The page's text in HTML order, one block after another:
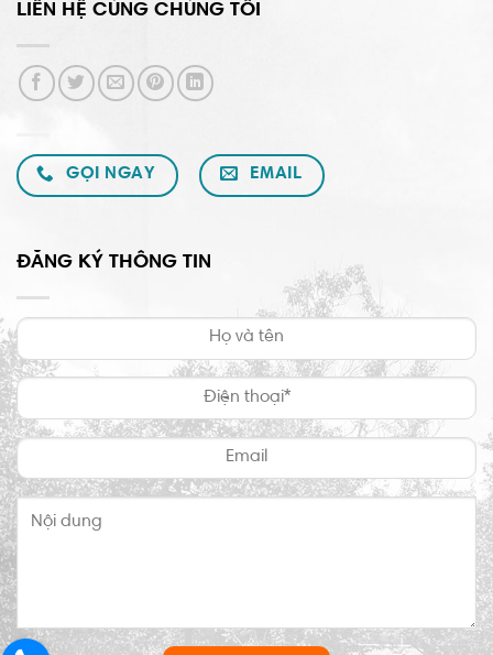
LIÊN HỆ CÙNG CHÚNG TÔI
GỌI NGAY EMAIL
ĐĂNG KÝ THÔNG TIN